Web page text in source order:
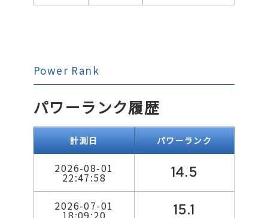
Power Rank
パワーランク履歴
計測日 パワーランク
2026-08-01
22:47:58 14.5
2026-07-01
18:09:20 15.1